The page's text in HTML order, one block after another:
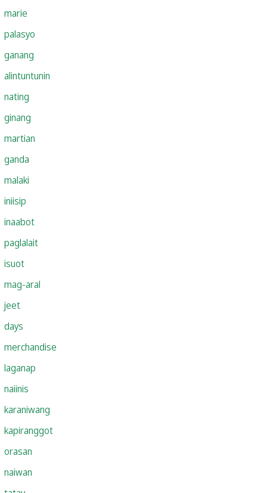
marie
palasyo
ganang
alintuntunin
nating
ginang
martian
ganda
malaki
iniisip
inaabot
paglalait
isuot
mag-aral
jeet
days
merchandise
laganap
naiinis
karaniwang
kapiranggot
orasan
naiwan